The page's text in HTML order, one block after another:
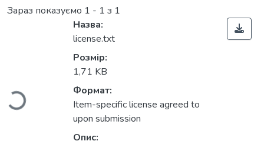
Зараз показуємо 1 - 1 з 1
Вантажиться...
Назва:
license.txt
Розмір:
1,71 KB
Формат:
Item-specific license agreed to
upon submission
Опис: